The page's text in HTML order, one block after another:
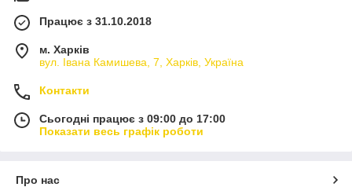
Працює з 31.10.2018
м. Харків
вул. Івана Камишева, 7, Харків, Україна
Контакти
Сьогодні працює з 09:00 до 17:00
Показати весь графік роботи
Про нас